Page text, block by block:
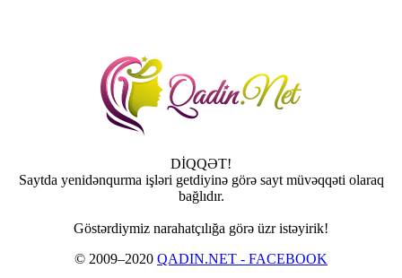
DİQQƏT!
Saytda yenidənqurma işləri getdiyinə görə sayt müvəqqəti olaraq
bağlıdır.
Göstərdiymiz narahatçılığa görə üzr istəyirik!
© 2009–2020 QADIN.NET - FACEBOOK